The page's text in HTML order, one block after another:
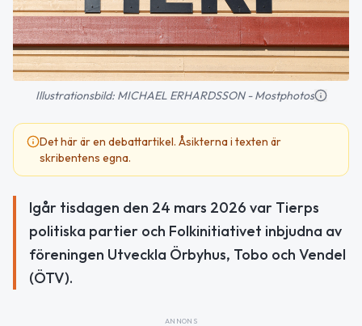
Illustrationsbild: MICHAEL ERHARDSSON - Mostphotos
Det här är en debattartikel. Åsikterna i texten är
skribentens egna.
Igår tisdagen den 24 mars 2026 var Tierps
politiska partier och Folkinitiativet inbjudna av
föreningen Utveckla Örbyhus, Tobo och Vendel
(ÖTV).
ANNONS